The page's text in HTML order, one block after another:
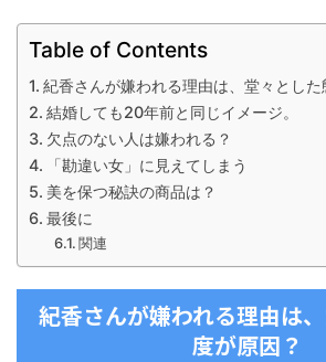
Table of Contents
紀香さんが嫌われる理由は、堂々とした
結婚しても20年前と同じイメージ。
欠点のない人は嫌われる？
「勘違い女」に見えてしまう
美を保つ秘訣の商品は？
最後に
関連
紀香さんが嫌われる理由は
度が原因？